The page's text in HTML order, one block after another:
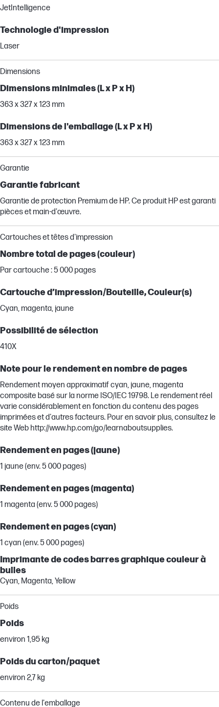
JetIntelligence
Technologie d'impression
Laser
Dimensions
Dimensions minimales (L x P x H)
363 x 327 x 123 mm
Dimensions de l'emballage (L x P x H)
363 x 327 x 123 mm
Garantie
Garantie fabricant
Garantie de protection Premium de HP. Ce produit HP est garanti
pièces et main-d'œuvre.
Cartouches et têtes d'impression
Nombre total de pages (couleur)
Par cartouche : 5 000 pages
Cartouche d’impression/Bouteille, Couleur(s)
Cyan, magenta, jaune
Possibilité de sélection
410X
Note pour le rendement en nombre de pages
Rendement moyen approximatif cyan, jaune, magenta
composite basé sur la norme ISO/IEC 19798. Le rendement réel
varie considérablement en fonction du contenu des pages
imprimées et d'autres facteurs. Pour en savoir plus, consultez le
site Web http://www.hp.com/go/learnaboutsupplies.
Rendement en pages (jaune)
1 jaune (env. 5 000 pages)
Rendement en pages (magenta)
1 magenta (env. 5 000 pages)
Rendement en pages (cyan)
1 cyan (env. 5 000 pages)
Imprimante de codes barres graphique couleur à
bulles
Cyan, Magenta, Yellow
Poids
Poids
environ 1,95 kg
Poids du carton/paquet
environ 2,7 kg
Contenu de l'emballage